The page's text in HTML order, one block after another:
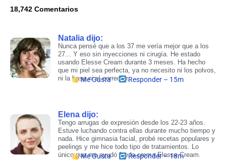
18,742 Comentarios
Natalia dijo:​
Nunca pensé que a los 37 me vería mejor que a los
27... Y eso sin inyecciones ni cirugía. He estado
usando Elesse Cream durante 3 meses. Ha hecho
que mi piel sea perfecta, ya no necesito ni los polvos,
ni la base ni el corrector.
Me Gusta Responder – 15m
Elena dijo:​
Tengo arrugas de expresión desde los 22-23 años.
Estuve luchando contra ellas durante mucho tiempo y
nada. Hice gimnasia facial, probé recetas populares y
peelings y me hice todo tipo de tratamientos. Lo
único que me ayudó fue la crema Elesse Cream.
Me Gusta Responder – 18m